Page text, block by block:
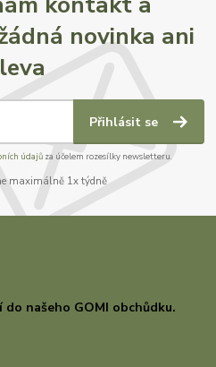
novinka ani
Přihlásit se
údajůza účelem rozesílky newsletteru.
maximálně 1x týdně
našeho GOMI obchůdku.